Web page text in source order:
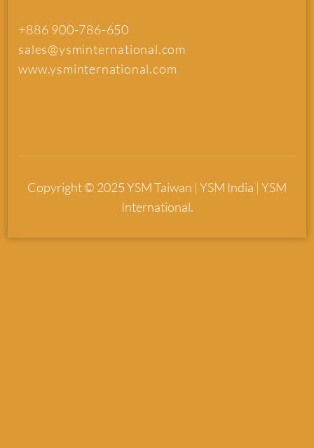
+886 900-786-650
sales@ysminternational.com
www.ysminternational.com
Copyright © 2025 YSM Taiwan | YSM India | YSM
International.